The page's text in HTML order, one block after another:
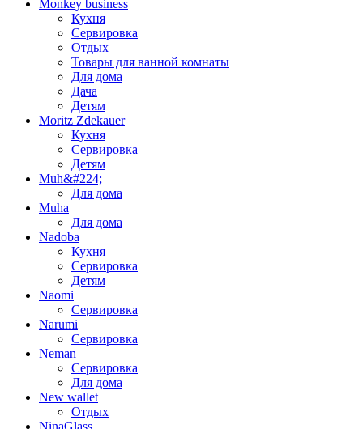
Monkey business
Кухня
Сервировка
Отдых
Товары для ванной комнаты
Для дома
Дача
Детям
Moritz Zdekauer
Кухня
Сервировка
Детям
Muh&#224;
Для дома
Muha
Для дома
Nadoba
Кухня
Сервировка
Детям
Naomi
Сервировка
Narumi
Сервировка
Neman
Сервировка
Для дома
New wallet
Отдых